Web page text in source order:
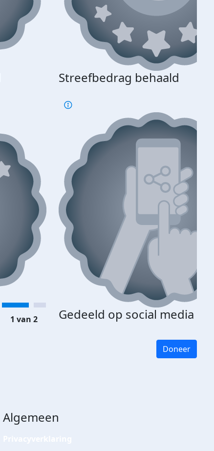
Streefbedrag behaald
Gedeeld op social media
1 van 2
Doneer
Algemeen